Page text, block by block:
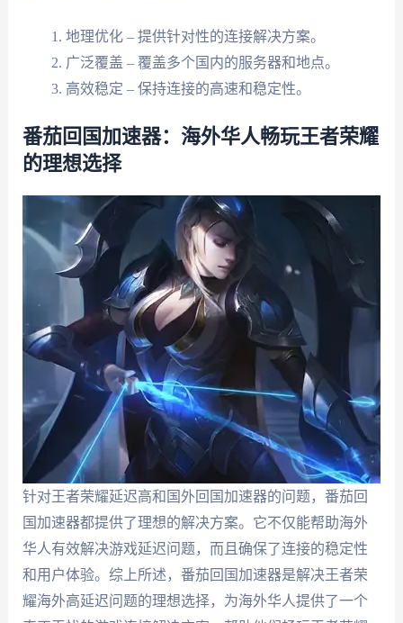
地理优化 – 提供针对性的连接解决方案。
广泛覆盖 – 覆盖多个国内的服务器和地点。
高效稳定 – 保持连接的高速和稳定性。
番茄回国加速器：海外华人畅玩王者荣耀
的理想选择
针对王者荣耀延迟高和国外回国加速器的问题，番茄回
国加速器都提供了理想的解决方案。它不仅能帮助海外
华人有效解决游戏延迟问题，而且确保了连接的稳定性
和用户体验。综上所述，番茄回国加速器是解决王者荣
耀海外高延迟问题的理想选择，为海外华人提供了一个